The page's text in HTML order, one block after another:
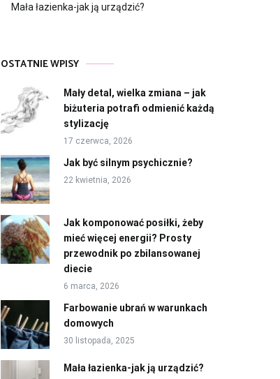
Mała łazienka-jak ją urządzić?
OSTATNIE WPISY
Mały detal, wielka zmiana – jak
biżuteria potrafi odmienić każdą
stylizację
17 czerwca, 2026
Jak być silnym psychicznie?
22 kwietnia, 2026
Jak komponować posiłki, żeby
mieć więcej energii? Prosty
przewodnik po zbilansowanej
diecie
6 marca, 2026
Farbowanie ubrań w warunkach
domowych
30 listopada, 2025
Mała łazienka-jak ją urządzić?